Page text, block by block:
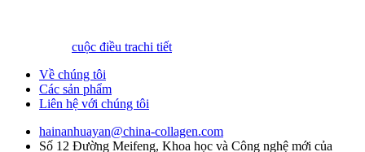
cuộc điều trachi tiết
Về chúng tôi
Các sản phẩm
Liên hệ với chúng tôi
hainanhuayan@china-collagen.com
Số 12 Đường Meifeng, Khoa học và Công nghệ mới của